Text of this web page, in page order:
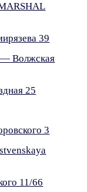
39
— Волжская
25
3
11/66